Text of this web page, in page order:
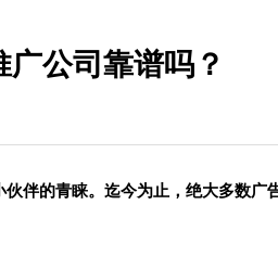
公司靠谱吗？
伴的青睐。迄今为止，绝大多数广